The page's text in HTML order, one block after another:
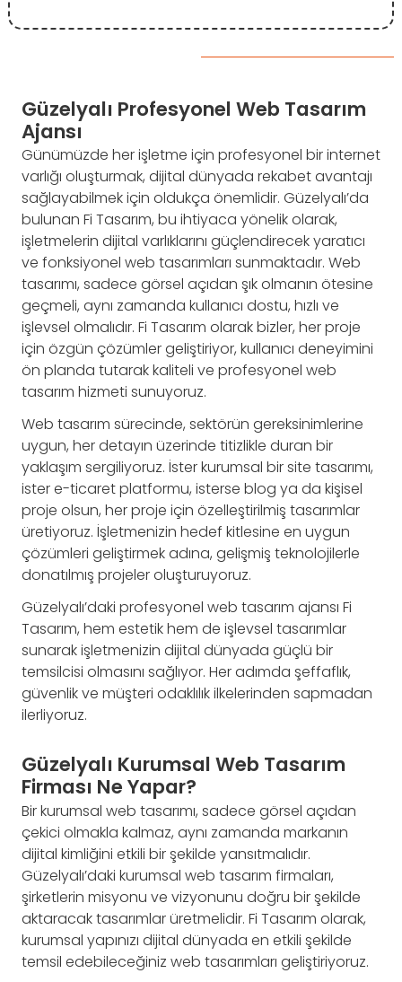
Güzelyalı Profesyonel Web Tasarım
Ajansı
Günümüzde her işletme için profesyonel bir internet
varlığı oluşturmak, dijital dünyada rekabet avantajı
sağlayabilmek için oldukça önemlidir. Güzelyalı’da
bulunan Fi Tasarım, bu ihtiyaca yönelik olarak,
işletmelerin dijital varlıklarını güçlendirecek yaratıcı
ve fonksiyonel web tasarımları sunmaktadır. Web
tasarımı, sadece görsel açıdan şık olmanın ötesine
geçmeli, aynı zamanda kullanıcı dostu, hızlı ve
işlevsel olmalıdır. Fi Tasarım olarak bizler, her proje
için özgün çözümler geliştiriyor, kullanıcı deneyimini
ön planda tutarak kaliteli ve profesyonel web
tasarım hizmeti sunuyoruz.
Web tasarım sürecinde, sektörün gereksinimlerine
uygun, her detayın üzerinde titizlikle duran bir
yaklaşım sergiliyoruz. İster kurumsal bir site tasarımı,
ister e-ticaret platformu, isterse blog ya da kişisel
proje olsun, her proje için özelleştirilmiş tasarımlar
üretiyoruz. İşletmenizin hedef kitlesine en uygun
çözümleri geliştirmek adına, gelişmiş teknolojilerle
donatılmış projeler oluşturuyoruz.
Güzelyalı’daki profesyonel web tasarım ajansı Fi
Tasarım, hem estetik hem de işlevsel tasarımlar
sunarak işletmenizin dijital dünyada güçlü bir
temsilcisi olmasını sağlıyor. Her adımda şeffaflık,
güvenlik ve müşteri odaklılık ilkelerinden sapmadan
ilerliyoruz.
Güzelyalı Kurumsal Web Tasarım
Firması Ne Yapar?
Bir kurumsal web tasarımı, sadece görsel açıdan
çekici olmakla kalmaz, aynı zamanda markanın
dijital kimliğini etkili bir şekilde yansıtmalıdır.
Güzelyalı’daki kurumsal web tasarım firmaları,
şirketlerin misyonu ve vizyonunu doğru bir şekilde
aktaracak tasarımlar üretmelidir. Fi Tasarım olarak,
kurumsal yapınızı dijital dünyada en etkili şekilde
temsil edebileceğiniz web tasarımları geliştiriyoruz.